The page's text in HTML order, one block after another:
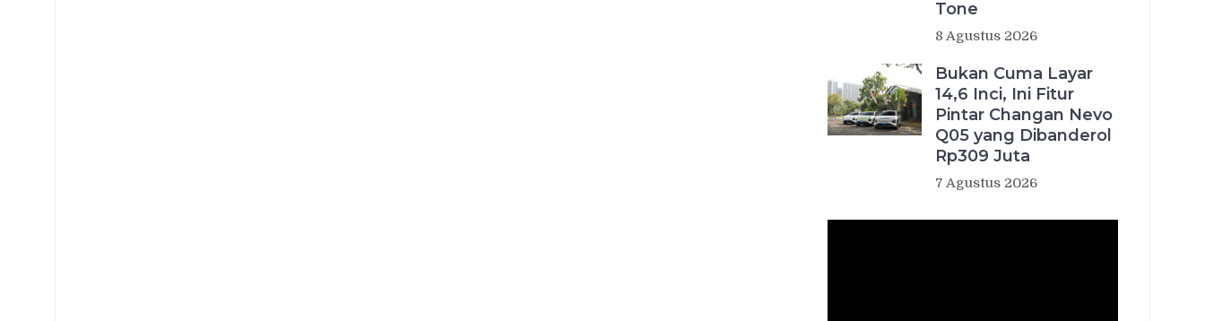
Tone
8 Agustus 2026
Bukan Cuma Layar
14,6 Inci, Ini Fitur
Pintar Changan Nevo
Q05 yang Dibanderol
Rp309 Juta
7 Agustus 2026